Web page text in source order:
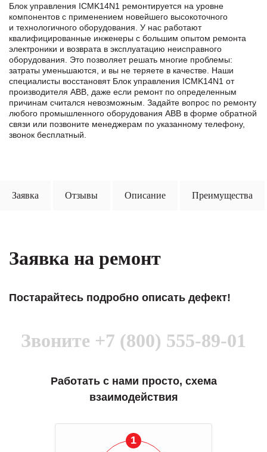
Блок управления ICMK14N1 ремонтируется на уровне
компонентов с применением новейшего высокоточного
и технологичного оборудования. У нас работают
квалифицированные инженеры с большим опытом ремонта
электроники и возврата в эксплуатацию неисправного
оборудования. Это позволяет решать многие проблемы:
затраты уменьшаются, и вы не теряете в качестве. Наши
специалисты восстановят Блок управления ICMK14N1 от
производителя ABB, даже если ремонт по определенным
причинам считался невозможным. Задайте вопрос по ремонту
любого промышленного оборудования ABB в формe обратной
связи или позвоните менеджерам по указанному телефону,
звонок бесплатный.
Заявка Отзывы Описание Преимущества
Заявка на ремонт
Постарайтесь подробно описать дефект!
Звоните +7 (800) 555-89-01
Работать с нами просто, схема
взаимодействия
1